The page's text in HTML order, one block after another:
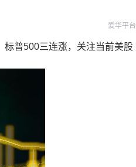
爱华平台
普500三连涨，关注当前美股